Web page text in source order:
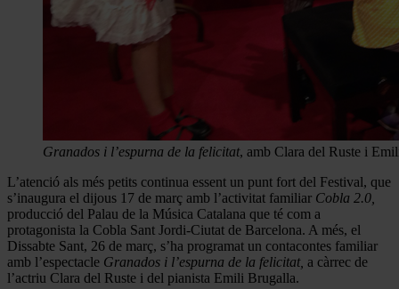
Granados i l’espurna de la felicitat, amb Clara del Ruste i
L’atenció als més petits continua essent un punt fort del Festival, que
s’inaugura el dijous 17 de març amb l’activitat familiar Cobla 2.0,
producció del Palau de la Música Catalana que té com a
protagonista la Cobla Sant Jordi-Ciutat de Barcelona. A més, el
Dissabte Sant, 26 de març, s’ha programat un contacontes familiar
amb l’espectacle Granados i l’espurna de la felicitat, a càrrec de
l’actriu Clara del Ruste i del pianista Emili Brugalla.